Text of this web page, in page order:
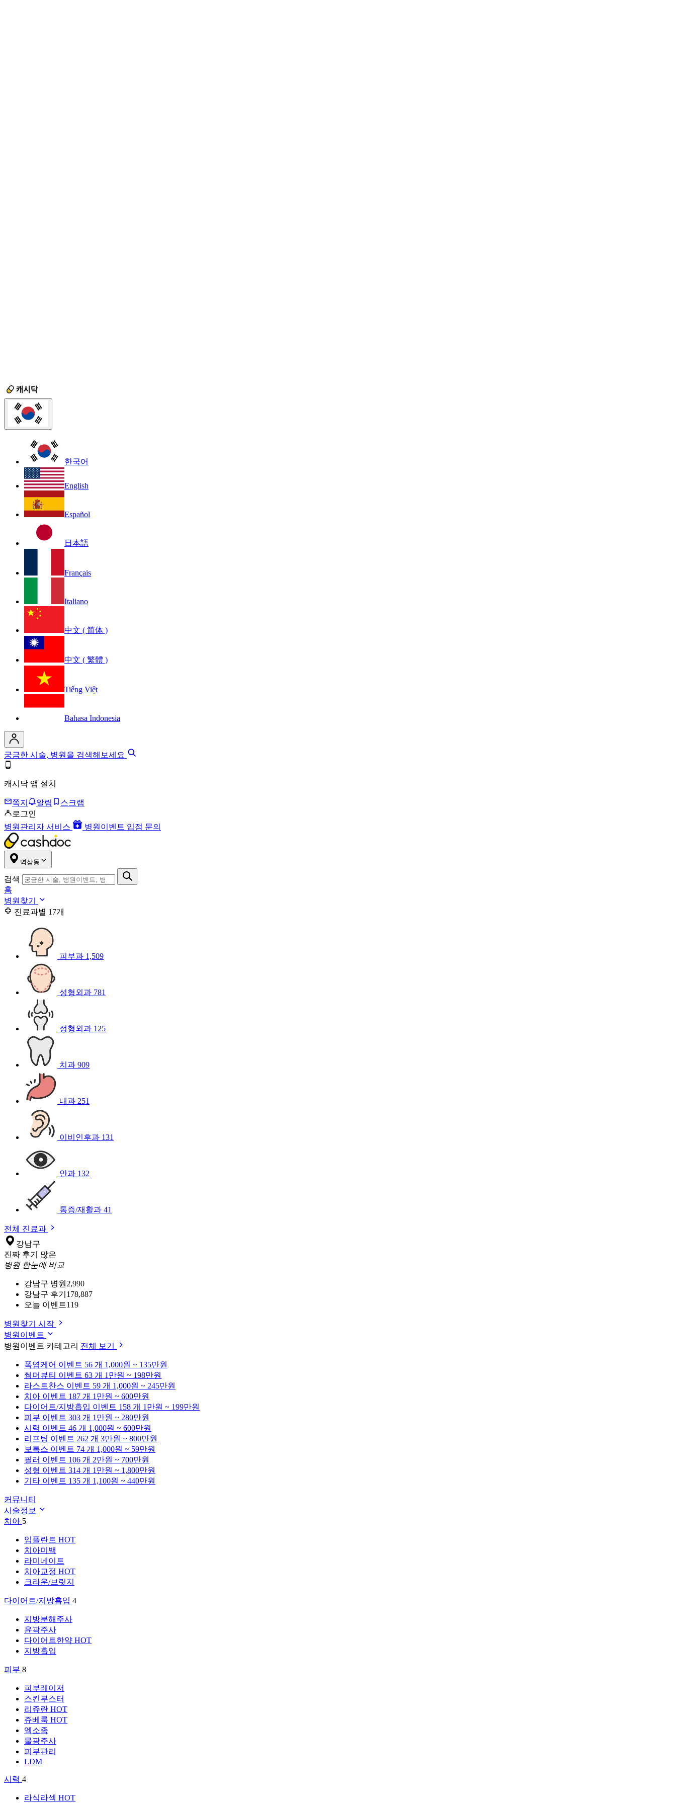
한국어
English
Español
日本語
Français
Italiano
中文 ( 简体 )
中文 ( 繁體 )
Tiếng Việt
Bahasa Indonesia
궁금한 시술, 병원을 검색해보세요
캐시닥 앱 설치
쪽지 알림
스크랩
로그인
병원관리자 서비스
병원이벤트 입점 문의
역삼동
검색
홈
병원찾기
진료과별 17개
피부과 1,509
성형외과 781
정형외과 125
치과 909
내과 251
이비인후과 131
안과 132
통증/재활과 41
전체 진료과
강남구
진짜 후기 많은
병원 한눈에 비교
강남구 병원 2,990
강남구 후기 178,887
오늘 이벤트119
병원찾기 시작
병원이벤트
병원이벤트 카테고리 전체 보기
폭염케어 이벤트 56 개 1,000원 ~ 135만원
썸머뷰티 이벤트 63 개 1만원 ~ 198만원
라스트찬스 이벤트 59 개 1,000원 ~ 245만원
치아 이벤트 187 개 1만원 ~ 600만원
다이어트/지방흡입 이벤트 158 개 1만원 ~ 199만원
피부 이벤트 303 개 1만원 ~ 280만원
시력 이벤트 46 개 1,000원 ~ 600만원
리프팅 이벤트 262 개 3만원 ~ 800만원
보톡스 이벤트 74 개 1,000원 ~ 59만원
필러 이벤트 106 개 2만원 ~ 700만원
성형 이벤트 314 개 1만원 ~ 1,800만원
기타 이벤트 135 개 1,100원 ~ 440만원
커뮤니티
시술정보
치아 5
임플란트 HOT
치아미백
라미네이트
치아교정 HOT
크라운/브릿지
다이어트/지방흡입 4
지방분해주사
윤곽주사
다이어트한약 HOT
지방흡입
피부 8
피부레이저
스킨부스터
리쥬란 HOT
쥬베룩 HOT
엑소좀
물광주사
피부관리
LDM
시력 4
라식라섹 HOT